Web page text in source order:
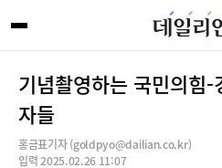
기념촬영하는 국민의힘
자들
홍금표기자 (goldpyo@dailian.co.kr)
입력 2025.02.26 11:07